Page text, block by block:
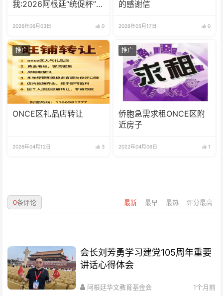
我:2026阿根廷“统促杯”水
圆满落幕
2026年06月03日 0
的感谢信
2026年05月17日 0
推广
ONCE区礼品店转让
2026年04月12日 3
推广
侨胞急需求租ONCE区附
近房子
2022年04月06日 1
最新 最早 最热 评分最高
0条评论
会长刘芳勇学习建党105周年重要
讲话心得体会
阿根廷华文教育基金会 1个月前